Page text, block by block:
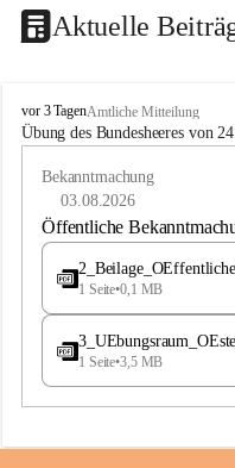
Aktuelle
B
u
e
a
vor 3 TagenAmtliche Mitteilung
Übung des Bundesheeres von
Bekanntmachung
03.08.2026
Öffentliche
1 Seite•0,1 MB
1 Seite•3,5 MB